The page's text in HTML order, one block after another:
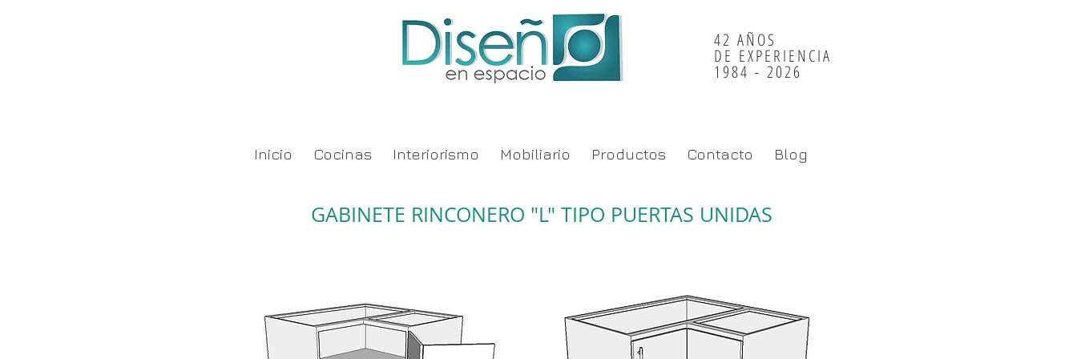
42 AÑOS
DE EXPERIENCIA
1984 - 2026
Inicio Cocinas Interiorismo Mobiliario Productos Contacto Blog
GABINETE RINCONERO "L" TIPO PUERTAS UNIDAS